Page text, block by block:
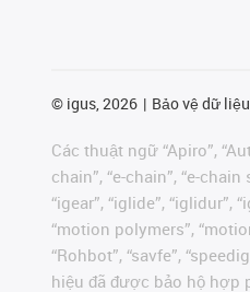
© igus, 2026 Bảo vệ dữ liệu
Các thuật ngữ “Apiro”,
chain”, “e-chain”, “e-
“igear”, “iglide”, “iglidur”,
“motion polymers”,
“Rohbot”, “savfe”,
hiệu đã được bảo hộ hợp